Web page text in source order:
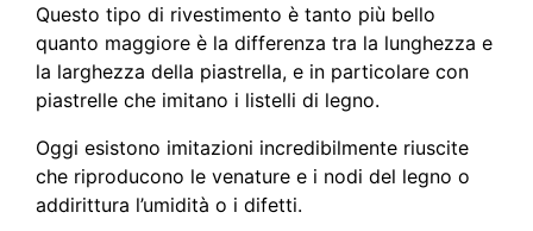
Questo tipo di rivestimento è tanto più bello
quanto maggiore è la differenza tra la lunghezza e
la larghezza della piastrella, e in particolare con
piastrelle che imitano i listelli di legno.
Oggi esistono imitazioni incredibilmente riuscite
che riproducono le venature e i nodi del legno o
addirittura l’umidità o i difetti.